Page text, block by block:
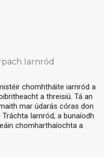
Iarnród
chomhtháite iarnród a
a threisiú. Tá an
mar údarás córas don
Iarnród, a bunaíodh
chomharthaíochta a